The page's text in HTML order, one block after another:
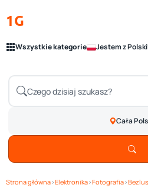
1G
Wszystkie kategorie Jestem z Polski
Cała
Strona główna›Elektronika›Fotografia›